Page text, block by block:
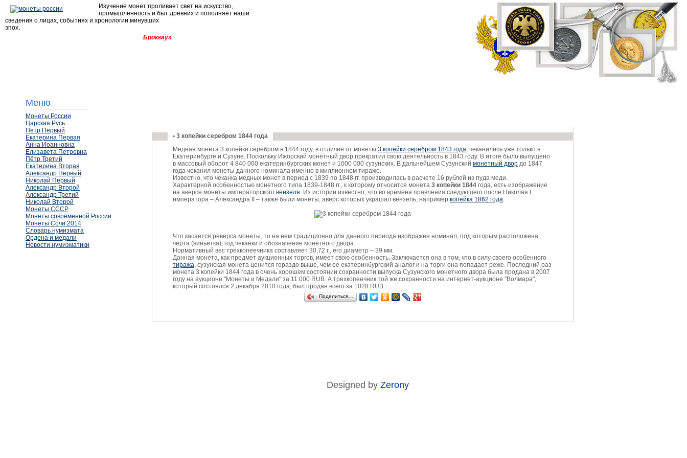
Изучение монет проливает свет на искусство,
промышленность и быт древних и пополняет наши
сведения о лицах, событиях и хронологии минувших
эпох.
Брокгауз
Меню
Монеты России
Царская Русь
Петр Первый
Екатерина Первая
Анна Иоанновна
Елизавета Петровна
Пётр Третий
Екатерина Вторая
Александр Первый
Николай Первый
Александр Второй
Александр Третий
Николай Второй
Монеты СССР
Монеты современной России
Монеты Сочи 2014
Словарь нумизмата
Ордена и медали
Новости нумизматики
•3 копейки серебром 1844 года
Медная монета 3 копейки серебром в 1844 году, в отличие от монеты 3 копейки серебром 1843 года, чеканились уже только в
Екатеринбурге и Сузуне. Поскольку Ижорский монетный двор прекратил свою деятельность в 1843 году. В итоге было выпущено
в массовый оборот 4 840 000 екатеринбургских монет и 1000 000 сузунских. В дальнейшем Сузунский монетный двордо 1847
года чеканил монеты данного номинала именно в миллионном тираже.
Известно, что чеканка медных монет в период с 1839 по 1848 гг. производилась в расчете 16 рублей из пуда меди.
Характерной особенностью монетного типа 1839-1848 гг., к которому относится монета 3 копейки 1844года, есть изображение
на аверсе монеты императорского вензеля. Из истории известно, что во времена правления следующего после Николая I
императора – Александра II – также были монеты, аверс которых украшал вензель, например копейка 1862 года.
Что касается реверса монеты, то на нем традиционно для данного периода изображен номинал, под которым расположена
черта (виньетка), год чеканки и обозначение монетного двора.
Нормативный вес трехкопеечника составляет 30,72 г., его диаметр – 39 мм.
Данная монета, как предмет аукционных торгов, имеет свою особенность. Заключается она в том, что в силу своего особенного
тиража, сузунская монета ценится гораздо выше, чем ее екатеринбургский аналог и на торги она попадает реже. Последний раз
монета 3 копейки 1844 года в очень хорошем состоянии сохранности выпуска Сузунского монетного двора была продана в 2007
году на аукционе "Монеты и Медали" за 11 000 RUB. А трехкопеечник той же сохранности на интернет-аукционе "Волмара",
который состоялся 2 декабря 2010 года, был продан всего за 1028 RUB.
Поделиться…
Designed by Zerony